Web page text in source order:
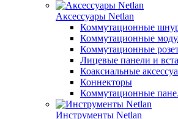
Аксессуары Netlan
Коммутационные
Коммутационные
Коммутационные
Лицевые панели и
Коаксиальные
Коннекторы
Коммутационные
Инструменты Netlan